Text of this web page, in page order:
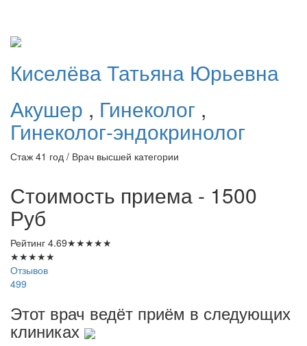
КиселёваТатьяна Юрьевна
Акушер , Гинеколог ,
Гинеколог-эндокринолог
Стаж 41 год / Врач высшей категории
Стоимость приема - 1500
Руб
Рейтинг 4.69★★★★★
★★★★★
Отзывов
499
Этот врач ведёт приём в следующих
клиниках